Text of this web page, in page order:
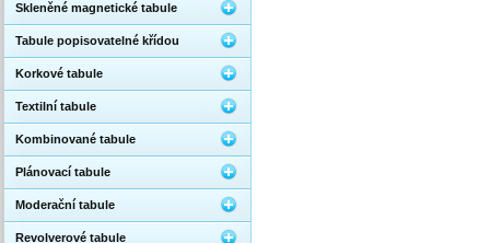
Skleněné magnetické tabule
Tabule popisovatelné křídou
Korkové tabule
Textilní tabule
Kombinované tabule
Plánovací tabule
Moderační tabule
Revolverové tabule